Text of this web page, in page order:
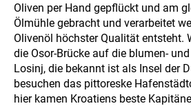
Oliven per Hand gepflückt und am
Ölmühle gebracht und verarbeitet
Olivenöl höchster Qualität entsteht.
die Osor-Brücke auf die blumen-
Losinj, die bekannt ist als Insel der
besuchen das pittoreske
hier kamen Kroatiens beste